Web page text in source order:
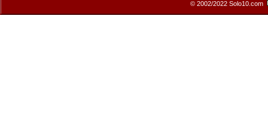
© 2002/2022 Solo10.com